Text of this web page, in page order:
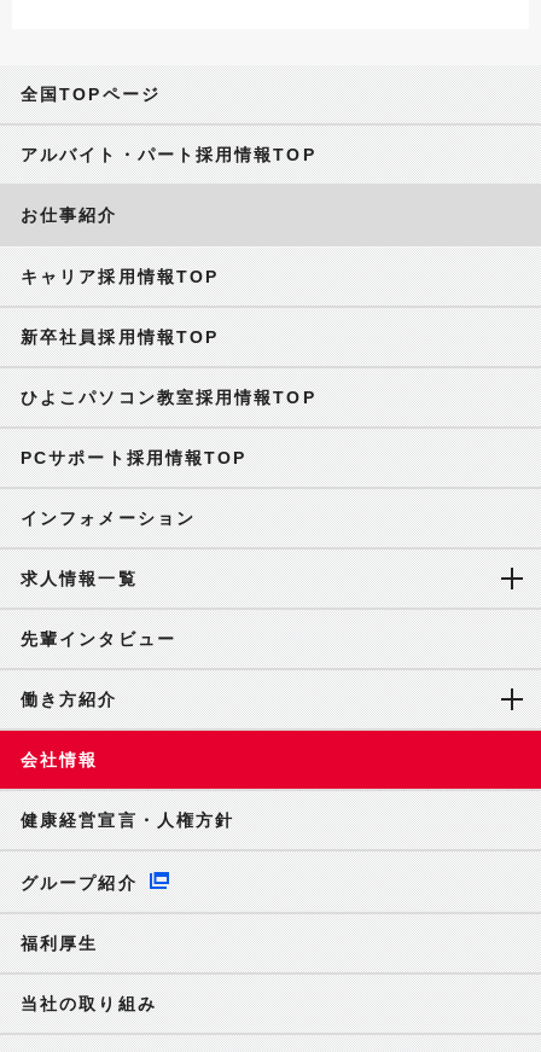
全国TOPページ
アルバイト・パート採用情報TOP
お仕事紹介
キャリア採用情報TOP
新卒社員採用情報TOP
ひよこパソコン教室採用情報TOP
PCサポート採用情報TOP
インフォメーション
求人情報一覧
先輩インタビュー
働き方紹介
会社情報
健康経営宣言・人権方針
グループ紹介
福利厚生
当社の取り組み